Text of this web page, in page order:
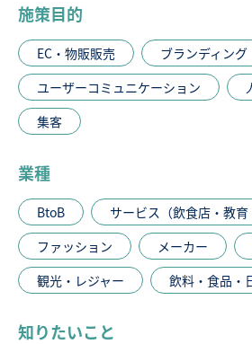
施策目的
EC・物販販売
ブランディング
ユーザーコミュニケーション
集客
業種
BtoB
サービス（飲食店・教育
ファッション
メーカー
観光・レジャー
飲料・食品・
知りたいこと